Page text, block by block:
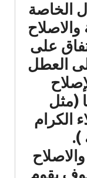
الخاصة
والاصلاح
على
العطل
(مثل
الكرام
).